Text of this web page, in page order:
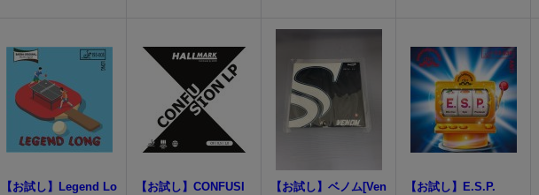
【お試し】Legend Lo
【お試し】CONFUSI
【お試し】ベノム[Ven
【お試し】E.S.P.